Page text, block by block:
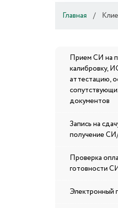
Главная /
Прием СИ на
калибровку,
аттестацию,
документов
Запись на
получение
Проверка
готовности
Электронный